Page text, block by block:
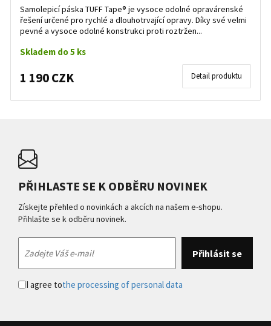
Samolepicí páska TUFF Tape® je vysoce odolné opravárenské
řešení určené pro rychlé a dlouhotrvající opravy. Díky své velmi
pevné a vysoce odolné konstrukci proti roztržen...
Skladem do 5 ks
1 190 CZK Detail produktu
PŘIHLASTE SE K ODBĚRU NOVINEK
Získejte přehled o novinkách a akcích na našem e-shopu.
Přihlašte se k odběru novinek.
I agree tothe processing of personal data